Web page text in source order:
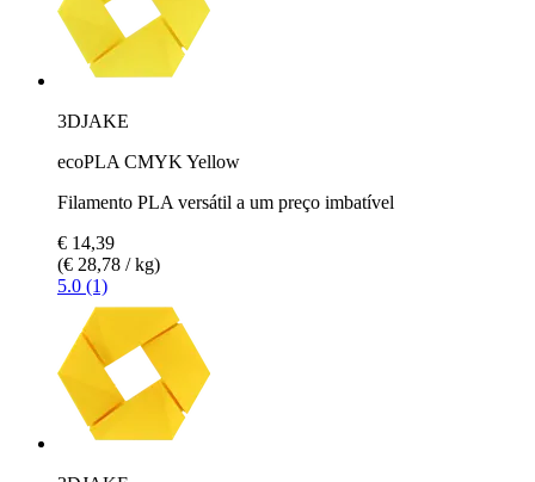
3DJAKE
ecoPLA CMYK Yellow
Filamento PLA versátil a um preço imbatível
€ 14,39
(€ 28,78 / kg)
5.0 (1)